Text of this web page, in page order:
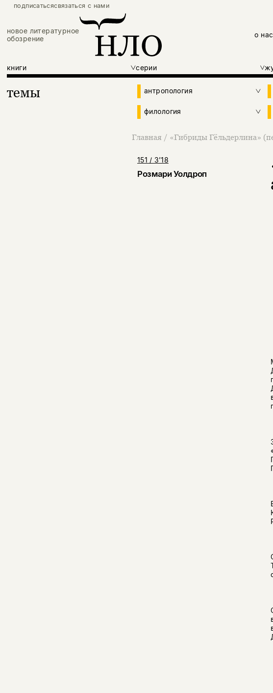
подписатьсясвязаться с нами
новое литературное
обозрение
о нас
книги серии
темы антропология
филология
Главная / «Гибриды Гёльдерлина»
151 / 3’18
Розмари Уолдроп